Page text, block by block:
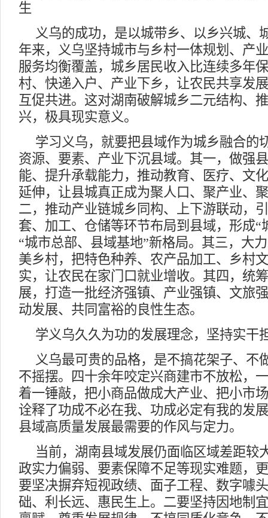
生
义乌的成功，是以城带乡、以乡兴城、
年来，义乌坚持城市与乡村一体规划、产
服务均衡覆盖，城乡居民收入比连续多年
村、快递入户、产业下乡，让农民共享发
互促共进。这对湖南破解城乡二元结构、
兴，极具现实意义。
学习义乌，就要把县域作为城乡融合的
资源、要素、产业下沉县域。其一，做强
能、提升承载能力，推动教育、医疗、文
延伸，让县城真正成为聚人口、聚产业、
二，推动产业链城乡同构、上下游联动，
套、加工、仓储等环节布局到县域，形成“
“城市总部、县域基地”新格局。其三，大
美乡村，把特色种养、农产品加工、乡村
实，让农民在家门口就业增收。其四，统
展，打造一批经济强镇、产业强镇、文旅
动发展、共同富裕的良性生态。
学义乌久久为功的发展理念，坚持实干
义乌最可贵的品格，是不搞花架子、不
不摇摆。四十余年咬定兴商建市不放松，
着一锤敲，把小商品做成大产业、把小市
诠释了功成不必在我、功成必定有我的发
县域高质量发展最需要的作风与定力。
当前，湖南县域发展仍面临区域差距较
政实力偏弱、要素保障不足等现实难题，
要坚决摒弃短视政绩、面子工程、数字噱
础、利长远、惠民生上。二要坚持因地制